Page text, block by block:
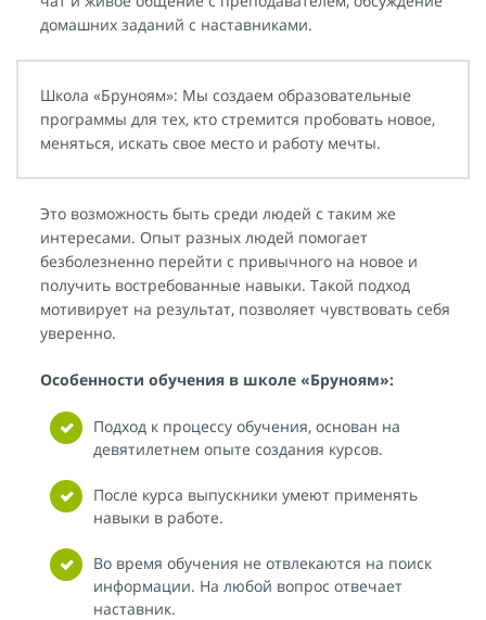
домашних заданий с наставниками.
Школа «Бруноям»: Мы создаем образовательные
программы для тех, кто стремится пробовать новое,
меняться, искать свое место и работу мечты.
Это возможность быть среди людей с таким же
интересами. Опыт разных людей помогает
безболезненно перейти с привычного на новое и
получить востребованные навыки. Такой подход
мотивирует на результат, позволяет чувствовать себя
уверенно.
Особенности обучения в школе «Бруноям»:
Подход к процессу обучения, основан на
девятилетнем опыте создания курсов.
После курса выпускники умеют применять
навыки в работе.
Во время обучения не отвлекаются на поиск
информации. На любой вопрос отвечает
наставник.